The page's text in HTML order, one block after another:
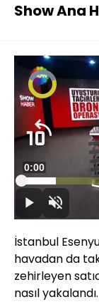
Show Ana
DuraklatSesi
Aç
Süre
0:00
Yüklendi:
12.60%
İstanbul
havadan da
zehirleyen
nasıl yakalandı.